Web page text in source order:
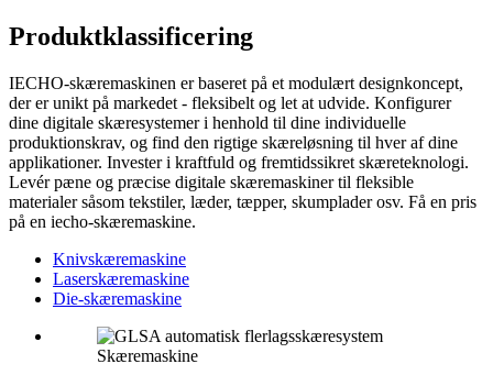
Produktklassificering
IECHO-skæremaskinen er baseret på et modulært designkoncept,
der er unikt på markedet - fleksibelt og let at udvide. Konfigurer
dine digitale skæresystemer i henhold til dine individuelle
produktionskrav, og find den rigtige skæreløsning til hver af dine
applikationer. Invester i kraftfuld og fremtidssikret skæreteknologi.
Levér pæne og præcise digitale skæremaskiner til fleksible
materialer såsom tekstiler, læder, tæpper, skumplader osv. Få en pris
på en iecho-skæremaskine.
Knivskæremaskine
Laserskæremaskine
Die-skæremaskine
Skæremaskine